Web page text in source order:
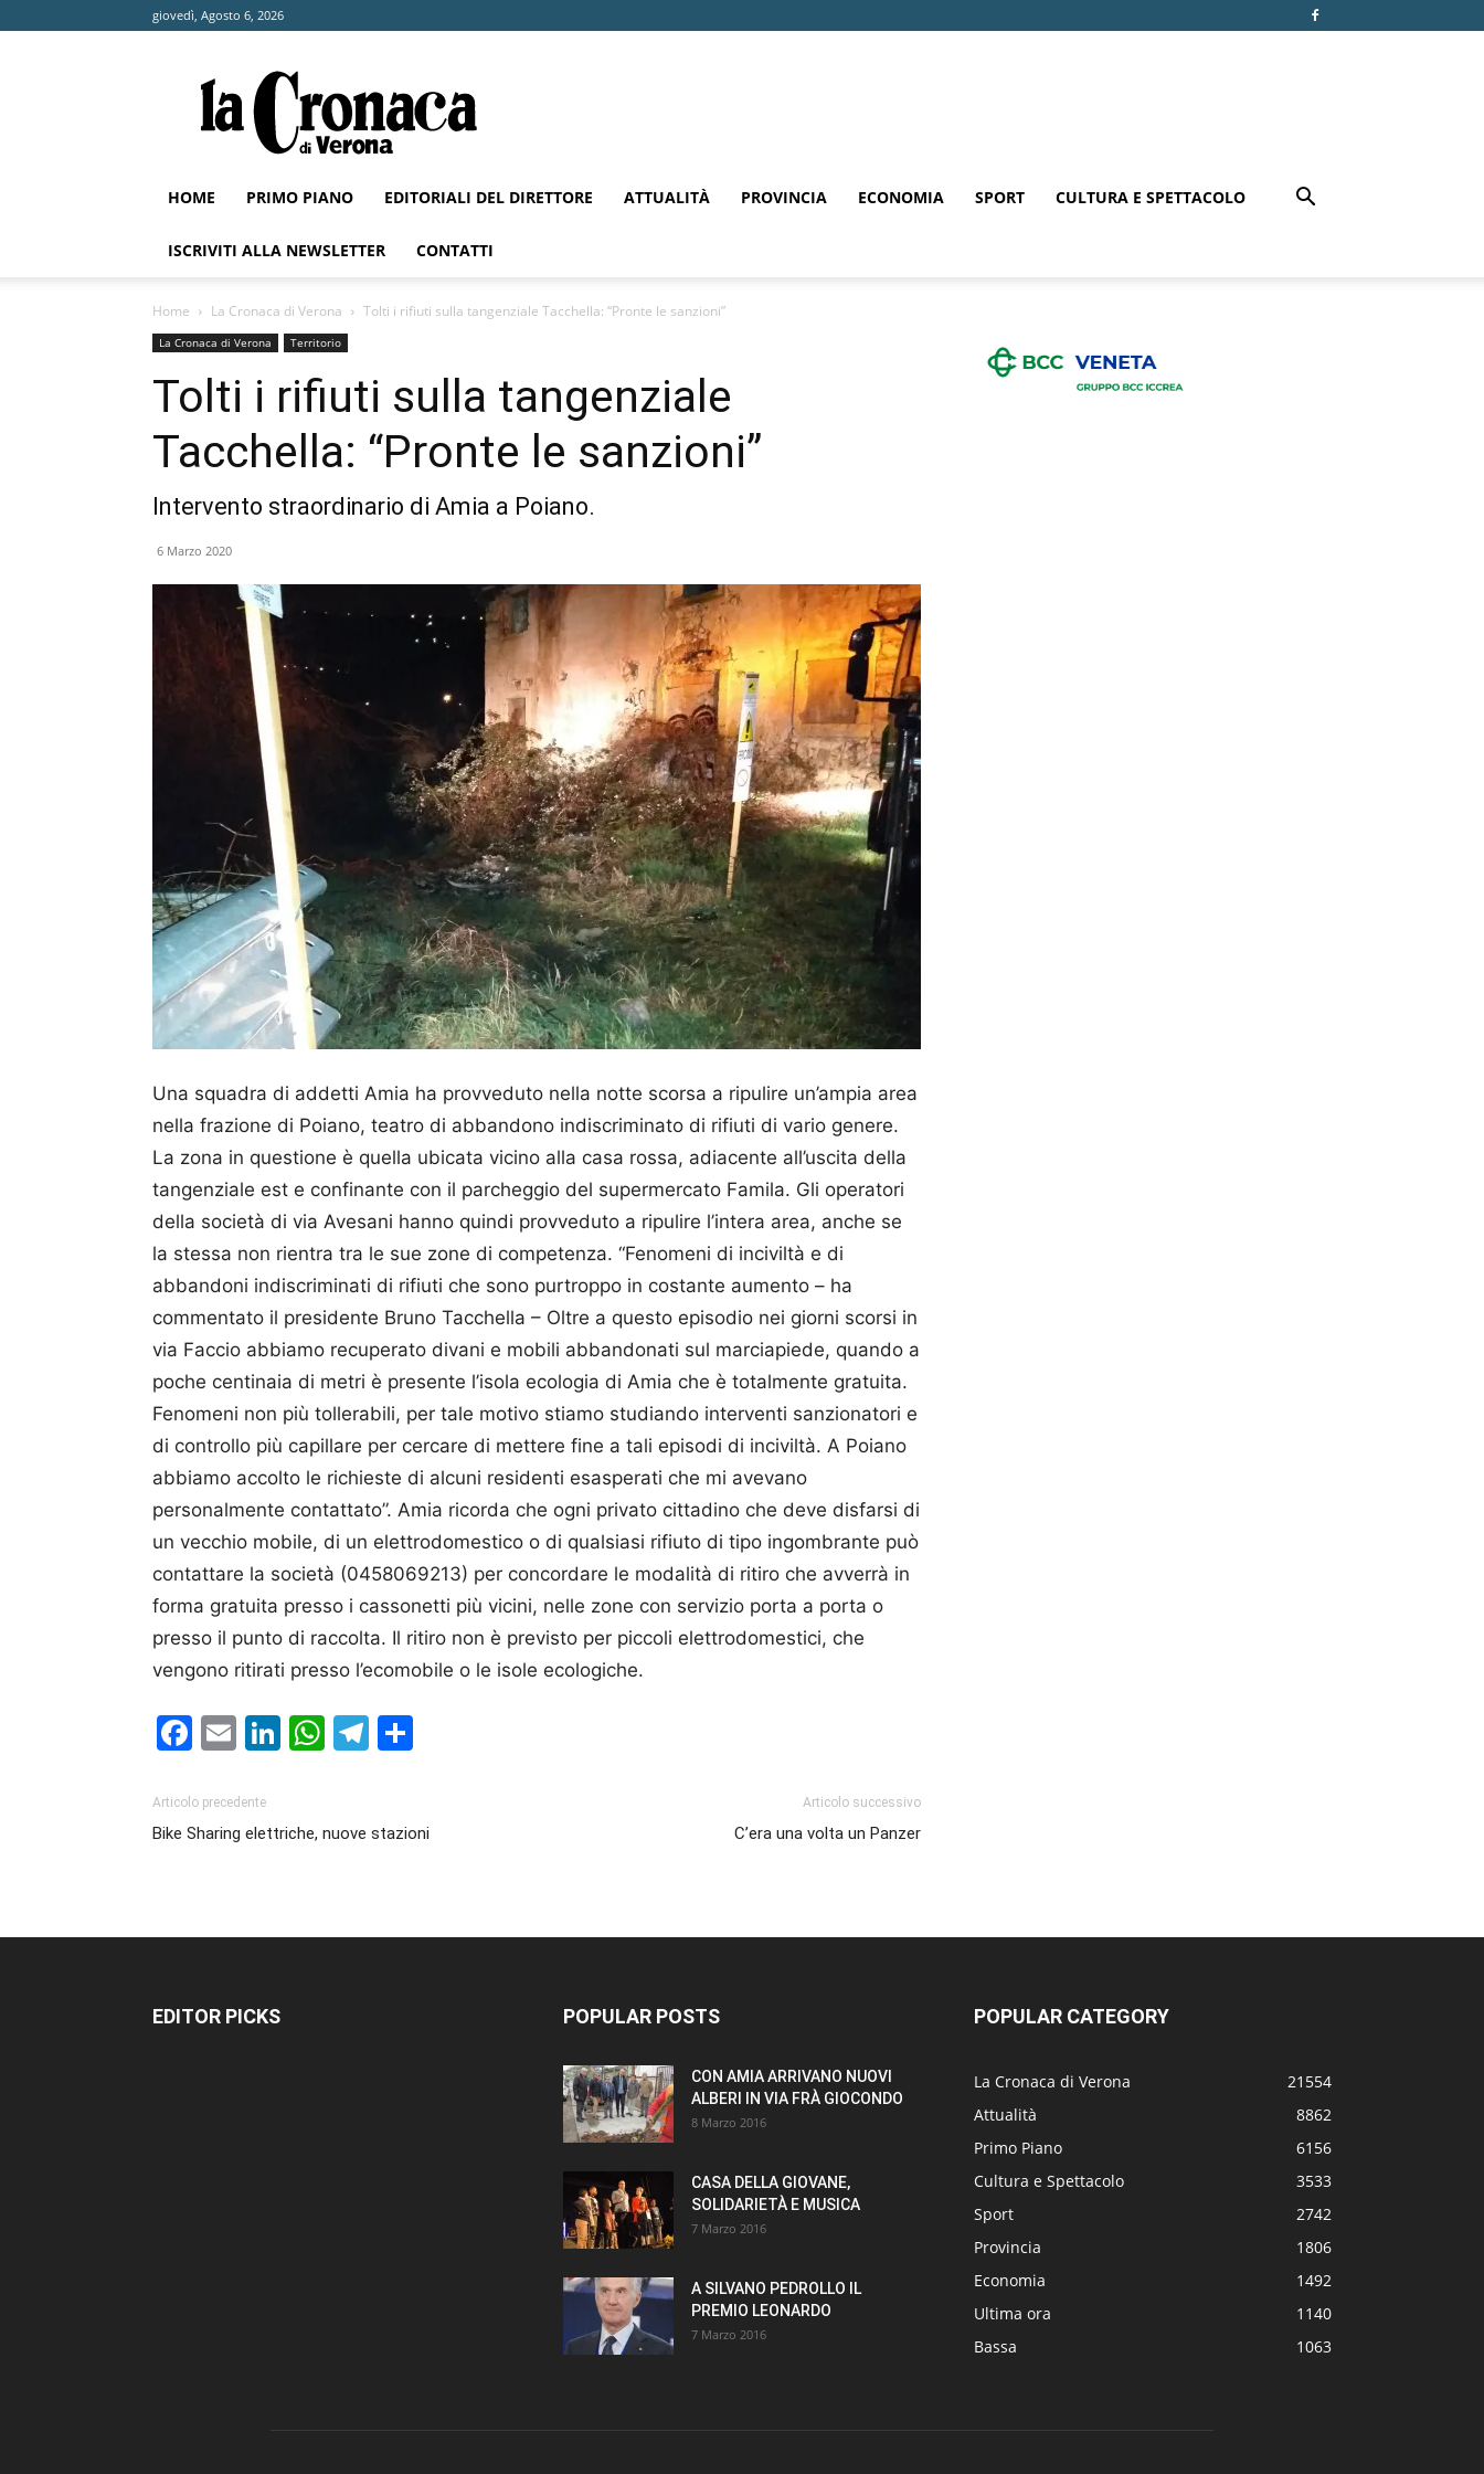
giovedì, Agosto 6, 2026
Cronaca
di
Verona
HOME PRIMO PIANO EDITORIALI DEL DIRETTORE ATTUALITÀ PROVINCIA ECONOMIA SPORT CULTURA E SPETTACOLO
ISCRIVITI ALLA NEWSLETTER CONTATTI
Home La Cronaca di Verona Tolti i rifiuti sulla tangenziale Tacchella: “Pronte le sanzioni”
La Cronaca di Verona Territorio
Tolti i rifiuti sulla tangenziale
Tacchella: “Pronte le sanzioni”
Intervento straordinario di Amia a Poiano.
6 Marzo 2020
Una squadra di addetti Amia ha provveduto nella notte scorsa a ripulire un’ampia area
nella frazione di Poiano, teatro di abbandono indiscriminato di rifiuti di vario genere.
La zona in questione è quella ubicata vicino alla casa rossa, adiacente all’uscita della
tangenziale est e confinante con il parcheggio del supermercato Famila. Gli operatori
della società di via Avesani hanno quindi provveduto a ripulire l’intera area, anche se
la stessa non rientra tra le sue zone di competenza. “Fenomeni di inciviltà e di
abbandoni indiscriminati di rifiuti che sono purtroppo in costante aumento – ha
commentato il presidente Bruno Tacchella – Oltre a questo episodio nei giorni scorsi in
via Faccio abbiamo recuperato divani e mobili abbandonati sul marciapiede, quando a
poche centinaia di metri è presente l’isola ecologia di Amia che è totalmente gratuita.
Fenomeni non più tollerabili, per tale motivo stiamo studiando interventi sanzionatori e
di controllo più capillare per cercare di mettere fine a tali episodi di inciviltà. A Poiano
abbiamo accolto le richieste di alcuni residenti esasperati che mi avevano
personalmente contattato”. Amia ricorda che ogni privato cittadino che deve disfarsi di
un vecchio mobile, di un elettrodomestico o di qualsiasi rifiuto di tipo ingombrante può
contattare la società (0458069213) per concordare le modalità di ritiro che avverrà in
forma gratuita presso i cassonetti più vicini, nelle zone con servizio porta a porta o
presso il punto di raccolta. Il ritiro non è previsto per piccoli elettrodomestici, che
vengono ritirati presso l’ecomobile o le isole ecologiche.
Facebook
EmailLinkedIn
WhatsApp
Telegram
Articolo precedente
Bike Sharing elettriche, nuove stazioni
Articolo successivo
C’era una volta un Panzer
EDITOR PICKS POPULAR POSTS
CON AMIA ARRIVANO NUOVI
ALBERI IN VIA FRÀ GIOCONDO
8 Marzo 2016
CASA DELLA GIOVANE,
SOLIDARIETÀ E MUSICA
7 Marzo 2016
A SILVANO PEDROLLO IL
PREMIO LEONARDO
7 Marzo 2016
POPULAR CATEGORY
La Cronaca di Verona
21554
Attualità
8862
Primo Piano
6156
Cultura e Spettacolo
3533
Sport
2742
Provincia
1806
Economia
1492
Ultima ora
1140
Bassa
1063